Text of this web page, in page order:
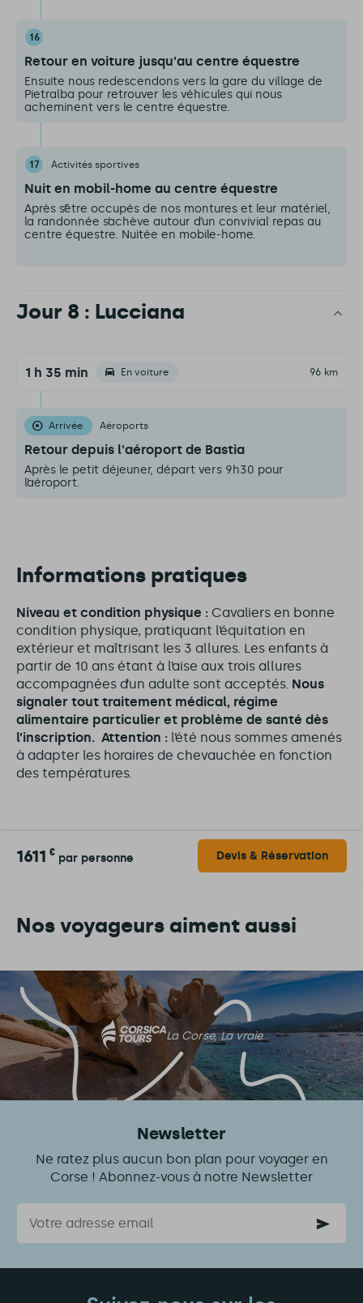
16
Retour en voiture jusqu'au centre équestre
Ensuite nous redescendons vers la gare du village de
Pietralba pour retrouver les véhicules qui nous
acheminent vers le centre équestre.
17 Activités sportives
Nuit en mobil-home au centre équestre
Après s’être occupés de nos montures et leur matériel,
la randonnée s’achève autour d’un convivial repas au
centre équestre. Nuitée en mobile-home.
Jour 8 : Lucciana
1 h 35 min En voiture 96 km
Arrivée Aéroports
Retour depuis l'aéroport de Bastia
Après le petit déjeuner, départ vers 9h30 pour
l’aéroport.
Informations pratiques
Niveau et condition physique : Cavaliers en bonne
condition physique, pratiquant l’équitation en
extérieur et maîtrisant les 3 allures. Les enfants à
partir de 10 ans étant à l’aise aux trois allures
accompagnées d’un adulte sont acceptés. Nous
signaler tout traitement médical, régime
alimentaire particulier et problème de santé dès
l’inscription. Attention : l’été nous sommes amenés
à adapter les horaires de chevauchée en fonction
des températures.
1611 € par personne Devis & Réservation
Nos voyageurs aiment aussi
La Corse, La vraie
Newsletter
Ne ratez plus aucun bon plan pour voyager en
Corse ! Abonnez-vous à notre Newsletter
Courriel